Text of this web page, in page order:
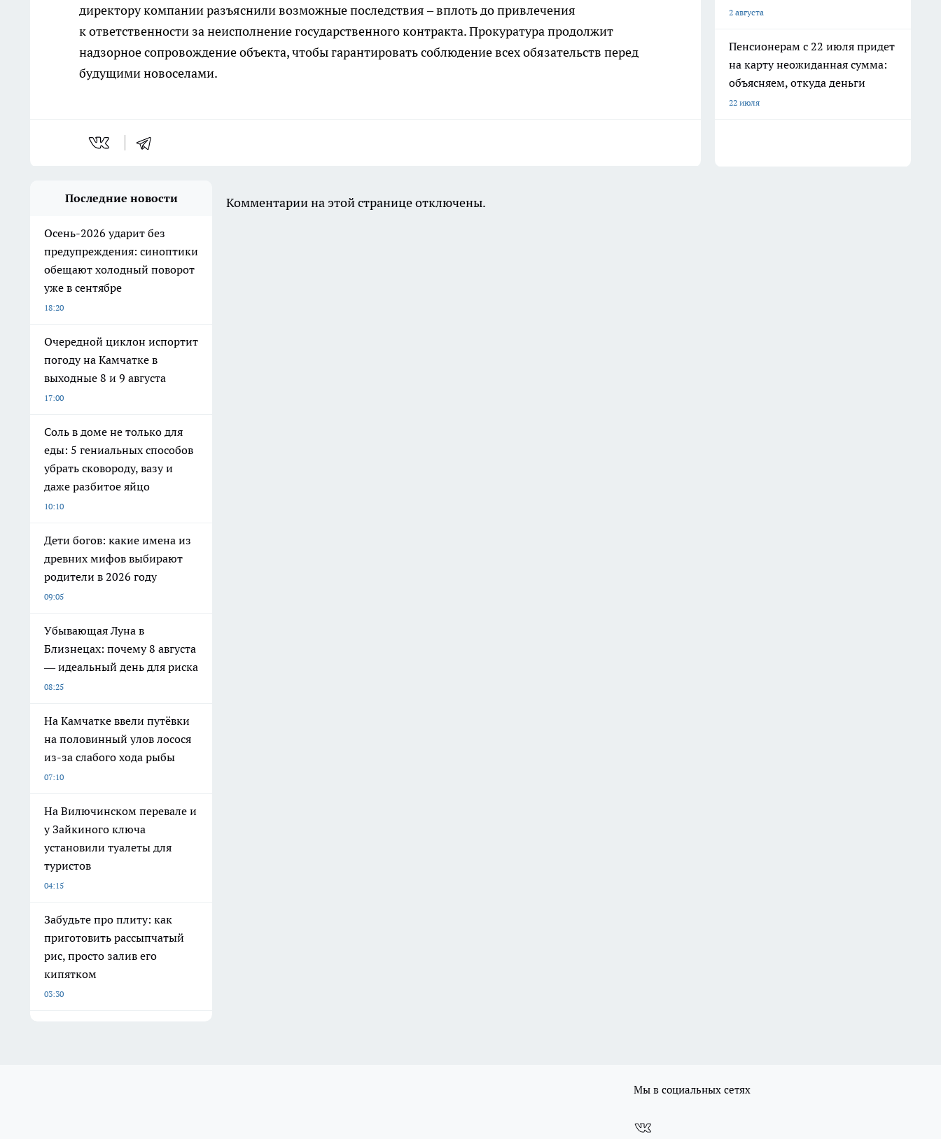
директору компании разъяснили возможные последствия – вплоть до привлечения
к ответственности за неисполнение государственного контракта. Прокуратура продолжит
надзорное сопровождение объекта, чтобы гарантировать соблюдение всех обязательств перед
будущими новоселами.
2 августа
Пенсионерам с 22 июля придет
на карту неожиданная сумма:
объясняем, откуда деньги
22 июля
Последние новости
Осень-2026 ударит без
предупреждения: синоптики
обещают холодный поворот
уже в сентябре
18:20
Очередной циклон испортит
погоду на Камчатке в
выходные 8 и 9 августа
17:00
Соль в доме не только для
еды: 5 гениальных способов
убрать сковороду, вазу и
даже разбитое яйцо
10:10
Дети богов: какие имена из
древних мифов выбирают
родители в 2026 году
09:05
Убывающая Луна в
Близнецах: почему 8 августа
— идеальный день для риска
08:25
На Камчатке ввели путёвки
на половинный улов лосося
из-за слабого хода рыбы
07:10
На Вилючинском перевале и
у Зайкиного ключа
установили туалеты для
туристов
04:15
Забудьте про плиту: как
приготовить рассыпчатый
рис, просто залив его
кипятком
03:30
Комментарии на этой странице отключены.
Мы в социальных сетях